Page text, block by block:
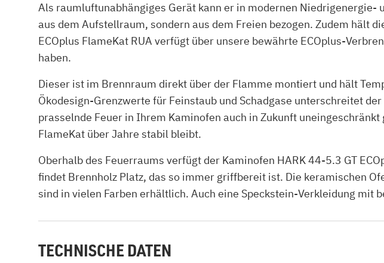
Als raumluftunabhängiges Gerät kann er in modernen
aus dem Aufstellraum, sondern aus dem Freien bezogen. Zudem hält
ECOplus FlameKat RUA verfügt über unsere bewährte ECOplus-
haben.
Dieser ist im Brennraum direkt über der Flamme montiert und hält
Ökodesign-Grenzwerte für Feinstaub und Schadgase unterschreitet
prasselnde Feuer in Ihrem Kaminofen auch in Zukunft
FlameKat über Jahre stabil bleibt.
Oberhalb des Feuerraums verfügt der Kaminofen HARK 44-5.3 GT
findet Brennholz Platz, das so immer griffbereit ist. Die keramischen
sind in vielen Farben erhältlich. Auch eine Speckstein-Verkleidung mit
TECHNISCHE DATEN